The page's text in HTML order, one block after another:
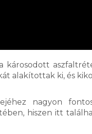
károsodott
alakítottak ki, és
nagyon
hiszen itt